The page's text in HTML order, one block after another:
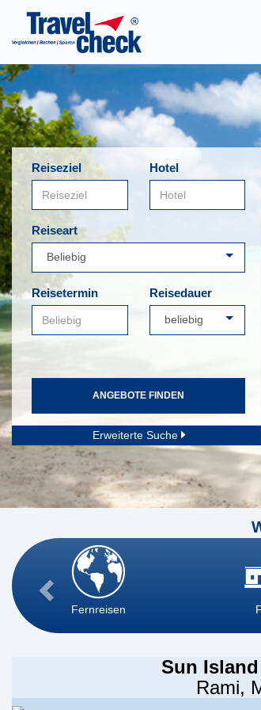
Reiseziel Hotel
Reiseart
Reisetermin Reisedauer
ANGEBOTE FINDEN
Erweiterte Suche
Fernreisen
Sun
Rami,